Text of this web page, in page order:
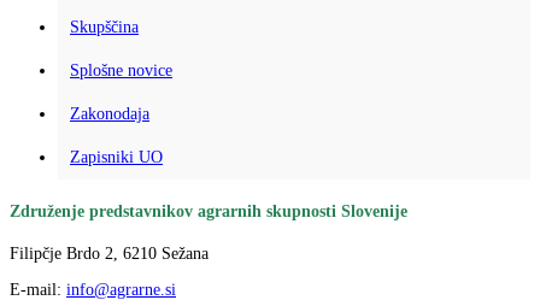
Skupščina
Splošne novice
Zakonodaja
Zapisniki UO
Združenje predstavnikov agrarnih skupnosti Slovenije
Filipčje Brdo 2, 6210 Sežana
E-mail: info@agrarne.si